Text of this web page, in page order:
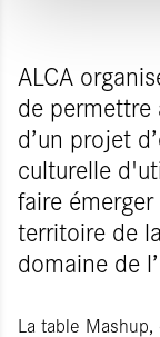
ALCA
de permettre
d’un projet
culturelle
faire
territoire de
domaine de
La table